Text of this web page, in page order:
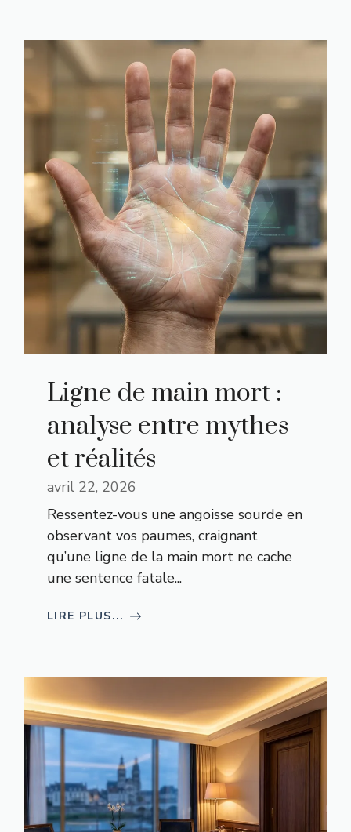
Ligne de main mort :
analyse entre mythes
et réalités
avril 22, 2026
Ressentez-vous une angoisse sourde en
observant vos paumes, craignant
qu’une ligne de la main mort ne cache
une sentence fatale...
LIRE PLUS...